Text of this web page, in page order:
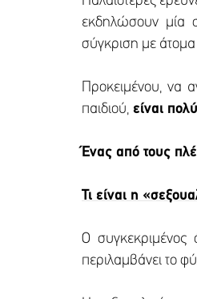
εκδηλώσουν μία
σύγκριση με
Προκειμένου, να
παιδιού, είναι
Ένας από τους
Τι είναι η
Ο συγκεκριμένος
περιλαμβάνει το